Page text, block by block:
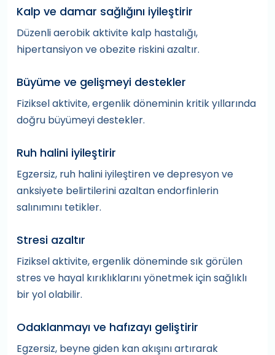
Kalp ve damar sağlığını iyileştirir
Düzenli aerobik aktivite kalp hastalığı,
hipertansiyon ve obezite riskini azaltır.
Büyüme ve gelişmeyi destekler
Fiziksel aktivite, ergenlik döneminin kritik yıllarında
doğru büyümeyi destekler.
Ruh halini iyileştirir
Egzersiz, ruh halini iyileştiren ve depresyon ve
anksiyete belirtilerini azaltan endorfinlerin
salınımını tetikler.
Stresi azaltır
Fiziksel aktivite, ergenlik döneminde sık görülen
stres ve hayal kırıklıklarını yönetmek için sağlıklı
bir yol olabilir.
Odaklanmayı ve hafızayı geliştirir
Egzersiz, beyne giden kan akışını artırarak